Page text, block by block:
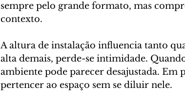
sempre pelo grande formato, mas
contexto.
A altura de instalação influencia tanto
alta demais, perde-se intimidade.
ambiente pode parecer desajustada. Em
pertencer ao espaço sem se diluir nele.